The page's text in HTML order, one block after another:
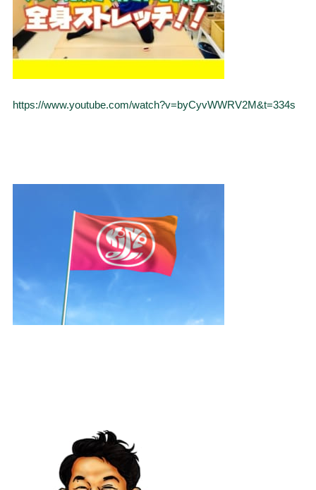
https://www.youtube.com/watch?v=byCyvWWRV2M&t=334s